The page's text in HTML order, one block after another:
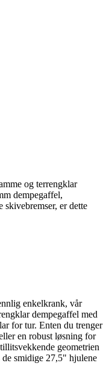
og terrengklar
dempegaffel,
er dette
enkelkrank, vår
dempegaffel med
for tur. Enten du trenger
en robust løsning for
geometrien
smidige 27,5" hjulene